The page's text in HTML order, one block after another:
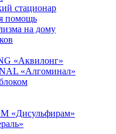
стационар
помощь
на дому
«Аквилонг»
«Алгоминал»
«Дисульфирам»